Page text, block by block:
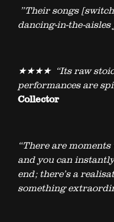
”Their songs
dancing-in-the-
★★★★“Its raw
performances are
Collector
“There are
and you can
end; there’s a
something